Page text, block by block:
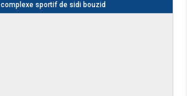
complexe sportif de sidi bouzid